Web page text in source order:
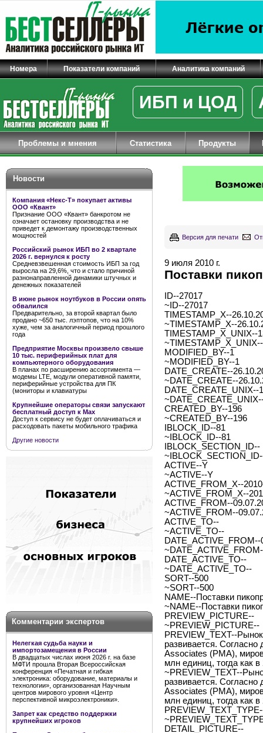
Номера Показатели компаний Аналитика компаний
ИБП и ЦОД
Проблемы и мнения Статистика Продукты
Новости
Компания «Некс-Т» покупает активы
ООО «Квант»
Признание ООО «Квант» банкротом не
означает остановку производства и не
приведет к демонтажу производственных
мощностей
Российский рынок ИБП во 2 квартале
2026 г. вернулся к росту
Средневзвешенная стоимость ИБП за год
выросла на 29,6%, что и стало причиной
разнонаправленной динамики штучных и
денежных показателей
В июне рынок ноутбуков в России опять
обвалился
Предварительно, за второй квартал было
продано ~650 тыс. лэптопов, что на 10%
хуже, чем за аналогичный период прошлого
года
Предприятие Москвы произвело свыше
10 тыс. периферийных плат для
компьютерного оборудования
В планах по расширению ассортимента —
модемы LTE, модули оперативной памяти,
периферийные устройства для ПК
(мониторы и клавиатуры
Крупнейшие операторы связи запускают
бесплатный доступ к Мах
Доступ к сервису не будет оплачиваться и
расходовать пакеты мобильного трафика
Другие новости
Комментарии экспертов
Нелегкая судьба науки и
импортозамещения в России
В двадцатых числах июня 2026 г. на базе
МФТИ прошла Вторая Всероссийская
конференция «Печатная и гибкая
электроника: оборудование, материалы и
технологии», организованная Научным
центров мирового уровня «Центр
перспективной микроэлектроники».
Запрет как средство поддержки
крупнейших игроков
Версия для печати
9 июля 2010 г.
Поставки
ID--27017
~ID--27017
TIMESTAMP_X--
~TIMESTAMP_X--
TIMESTAMP_X_UNIX--
MODIFIED_BY--1
~MODIFIED_BY--1
DATE_CREATE--
~DATE_CREATE--
DATE_CREATE_UNIX--
CREATED_BY--196
~CREATED_BY--196
IBLOCK_ID--81
~IBLOCK_ID--81
IBLOCK_SECTION_ID--
ACTIVE--Y
~ACTIVE--Y
ACTIVE_FROM_X--
~ACTIVE_FROM_X--
ACTIVE_FROM--
~ACTIVE_FROM--
ACTIVE_TO--
~ACTIVE_TO--
DATE_ACTIVE_FROM--
DATE_ACTIVE_TO--
~DATE_ACTIVE_TO--
SORT--500
~SORT--500
NAME--Поставки
~NAME--Поставки
PREVIEW_PICTURE--
~PREVIEW_PICTURE--
PREVIEW_TEXT--
развивается.
Associates (PMA),
млн единиц, тогда как
~PREVIEW_TEXT--
развивается.
Associates (PMA),
млн единиц, тогда как
DETAIL_PICTURE--